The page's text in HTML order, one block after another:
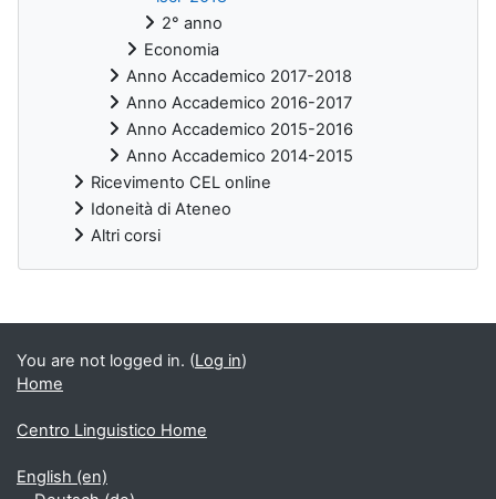
2° anno
Economia
Anno Accademico 2017-2018
Anno Accademico 2016-2017
Anno Accademico 2015-2016
Anno Accademico 2014-2015
Ricevimento CEL online
Idoneità di Ateneo
Altri corsi
Supplementary blocks
You are not logged in. (Log in)
Home
Centro Linguistico Home
English ‎(en)‎